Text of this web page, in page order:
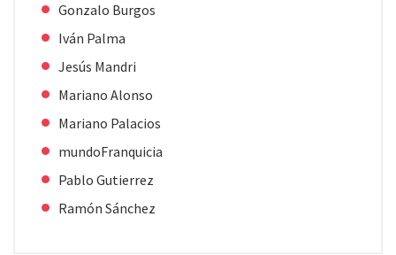
Gonzalo Burgos
Iván Palma
Jesús Mandri
Mariano Alonso
Mariano Palacios
mundoFranquicia
Pablo Gutierrez
Ramón Sánchez